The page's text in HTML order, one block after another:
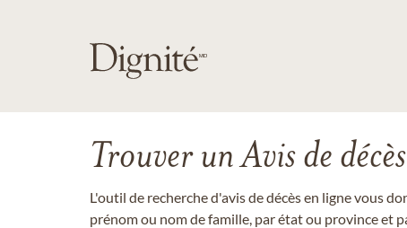
Trouver un Avis de décès
L'outil de recherche d'avis de décès en ligne vous
prénom ou nom de famille, par état ou province et